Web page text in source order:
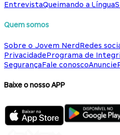
EntrevistaQueimando a Língua
Quem somos
Sobre o Jovem NerdRedes
PrivacidadePrograma de
SegurançaFale conoscoAnuncie
Baixe o nosso APP